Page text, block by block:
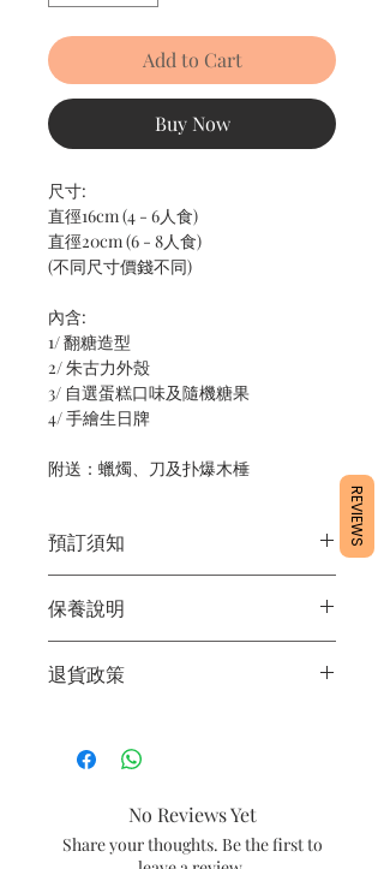
Add to Cart
Buy Now
尺寸:
直徑16cm (4 - 6人食)
直徑20cm (6 - 8人食)
(不同尺寸價錢不同)
內含:
1/ 翻糖造型
2/ 朱古力外殼
3/ 自選蛋糕口味及隨機糖果
4/ 手繪生日牌
附送：蠟燭、刀及扑爆木棰
預訂須知
定日期取貨請提早10-14天前落單🤗
2/ 下單後24小時內會有專人電郵確認訂
單
3/ 取貨時需要出示確認訊息 或 訂單編
店】。
6/ 送貨訂單：本店只提供營業時間內送
保養說明
度。
退貨政策
作，不設退換。
No Reviews Yet
Share your thoughts. Be the first to
REVIEWS